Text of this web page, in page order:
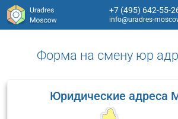
+7 (495) 642-55-
info@uradres-
Форма на смену юр
Юридические адреса